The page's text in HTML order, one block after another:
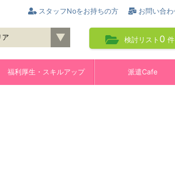
スタッフNoをお持ちの方 お問い合わ
検討リスト 0件
福利厚生・スキルアップ 派遣Cafe